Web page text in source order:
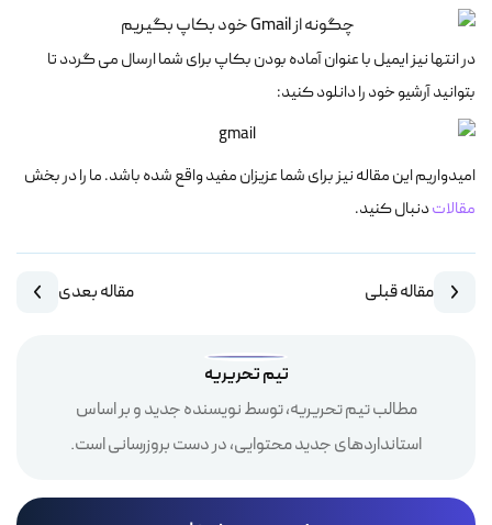
در انتها نیز ایمیل با عنوان آماده بودن بکاپ برای شما ارسال می گردد تا
بتوانید آرشیو خود را دانلود کنید:
امیدواریم این مقاله نیز برای شما عزیزان مفید واقع شده باشد. ما را در بخش
مقالاتدنبال کنید.
مقاله قبلی مقاله بعدی
تیم تحریریه
مطالب تیم تحریریه، توسط نویسنده جدید و بر اساس
استانداردهای جدید محتوایی، در دست بروزرسانی است.